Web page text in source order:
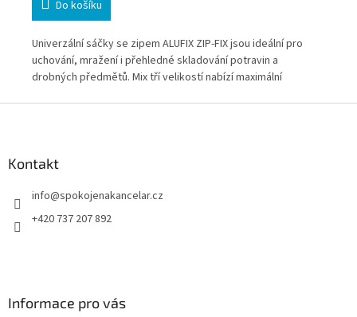
Do košíku
Univerzální sáčky se zipem ALUFIX ZIP-FIX jsou ideální pro
uchování, mražení i přehledné skladování potravin a
drobných předmětů. Mix tří velikostí nabízí maximální
Kontakt
info@spokojenakancelar.cz
+420 737 207 892
Informace pro vás